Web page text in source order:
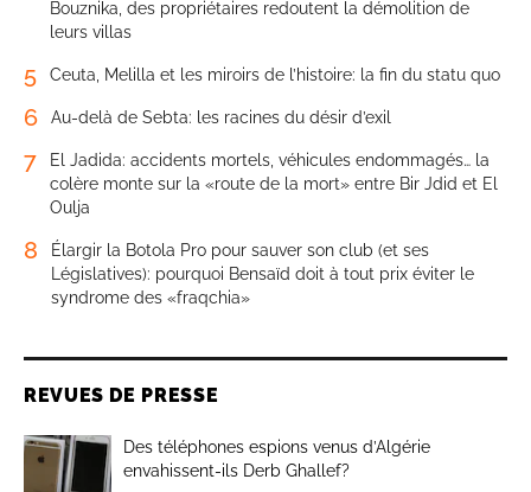
Bouznika, des propriétaires redoutent la démolition de
leurs villas
5 Ceuta, Melilla et les miroirs de l’histoire: la fin du statu quo
6 Au-delà de Sebta: les racines du désir d’exil
7
El Jadida: accidents mortels, véhicules endommagés… la
colère monte sur la «route de la mort» entre Bir Jdid et El
Oulja
8
Élargir la Botola Pro pour sauver son club (et ses
Législatives): pourquoi Bensaïd doit à tout prix éviter le
syndrome des «fraqchia»
REVUES DE PRESSE
Des téléphones espions venus d’Algérie
envahissent-ils Derb Ghallef?